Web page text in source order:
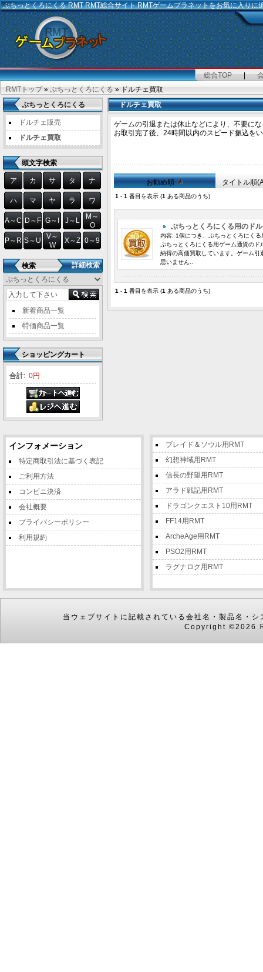
ぷちっとくろにくる RMTRMT総合サイト RMTゲームプラネットをお気に入りに
総合TOP |
RMTトップ » ぷちっとくろにくる » ドルチェ買取
ぷちっとくろにくる
ドルチェ販売
ドルチェ買取
頭文字検索
ア カ サ タ ナ
ハ マ ヤ ラ ワ
A～C D～F G～I J～L
M～
O
P～R S～U
V～
W
X～Z 0～9
検索 詳細検索
新着商品一覧
特価商品一覧
ショッピングカート
合計: 0円
ドルチェ買取
ゲームの引退または休止などにより、不要に
お取引完了後、24時間以内のスピード振込を
お勧め順 タイトル順
1 - 1 番目を表示 (1 ある商品のうち)
ぷちっとくろにくる用のド
内容: 1個につき、ぷちっとくろにく
ぷちっとくろにくる用ゲーム通貨の
納得の高価買取しています。ゲーム
思いません..
1 - 1 番目を表示 (1 ある商品のうち)
インフォメーション
特定商取引法に基づく表記
ご利用方法
コンビニ決済
会社概要
プライバシーポリシー
利用規約
ブレイド＆ソウル用RMT
幻想神域用RMT
信長の野望用RMT
アラド戦記用RMT
ドラゴンクエスト10用RMT
FF14用RMT
ArcheAge用RMT
PSO2用RMT
ラグナロク用RMT
当ウェブサイトに記載されている会社名・製品名・
Copyright ©2026